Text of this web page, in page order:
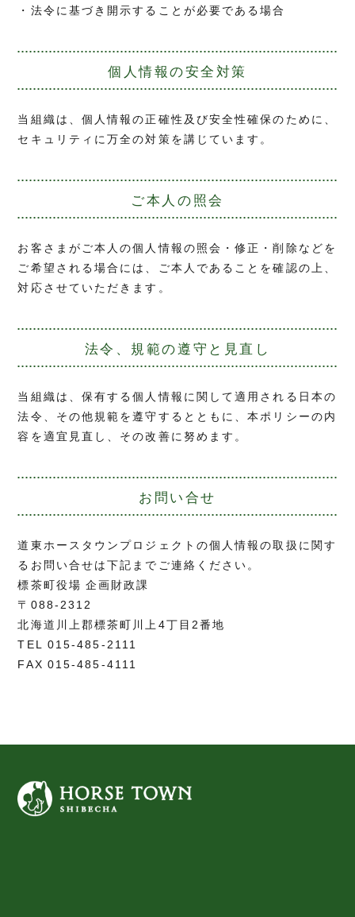
法令に基づき開示することが必要である場合
個人情報の安全対策
当組織は、個人情報の正確性及び安全性確保のために、
セキュリティに万全の対策を講じています。
ご本人の照会
お客さまがご本人の個人情報の照会・修正・削除などを
ご希望される場合には、ご本人であることを確認の上、
対応させていただきます。
法令、規範の遵守と見直し
当組織は、保有する個人情報に関して適用される日本の
法令、その他規範を遵守するとともに、本ポリシーの内
容を適宜見直し、その改善に努めます。
お問い合せ
道東ホースタウンプロジェクトの個人情報の取扱に関す
るお問い合せは下記までご連絡ください。
標茶町役場 企画財政課
〒088-2312
北海道川上郡標茶町川上4丁目2番地
TEL 015-485-2111
FAX 015-485-4111